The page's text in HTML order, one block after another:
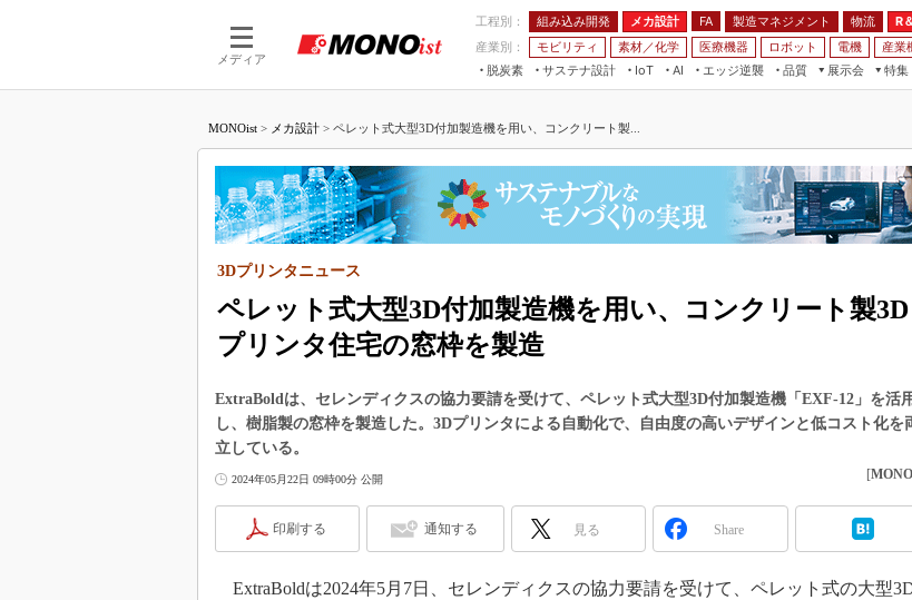
メディア
工程別： 組み込み開発 メカ設計 FA 製造マネジメント 物流 R
産業別：
モビリティ 素材／化学 医療機器 ロボット 電機 産業
脱炭素
サステナ設計
IoT
つながる工場
つながるサービス
AI
AI×設備保全
Physical AI
エッジ逆襲 品質
展示会
JIMTOF
組込み/エッジ コンピューティング
展＆IoT/5Gソリューション展
IIFES
国際ロボット展
TECHNO-FRONTIER
EdgeTech+
産業オープンネット展
特集
5G
フィールドサービス
組み込み画像技術
車載ソフト開発
3Dプリンタ
デジタルツインとCAE
製造マネジメント
モビリティ
MONOist > メカ設計 > ペレット式大型3D付加製造機を用い、コンクリート製...
ペレット式大型3D付加製造機を用い、コンクリート製3D
プリンタ住宅の窓枠を製造
3Dプリンタニュース
ExtraBoldは、セレンディクスの協力要請を受けて、ペレット式大型3D付加製造機「EXF-12」を活
し、樹脂製の窓枠を製造した。3Dプリンタによる自動化で、自由度の高いデザインと低コスト化を
立している。
2024年05月22日 09時00分 公開 [
印刷する 通知する 見る Share
ExtraBoldは2024年5月7日、セレンディクスの協力要請を受けて、ペレット式の大型